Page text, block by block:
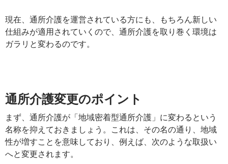
現在、通所介護を運営されている方にも、もちろん新しい
仕組みが適用されていくので、通所介護を取り巻く環境は
ガラリと変わるのです。
通所介護変更のポイント
まず、通所介護が「地域密着型通所介護」に変わるという
名称を抑えておきましょう。これは、その名の通り、地域
性が増すことを意味しており、例えば、次のような取扱い
へと変更されます。